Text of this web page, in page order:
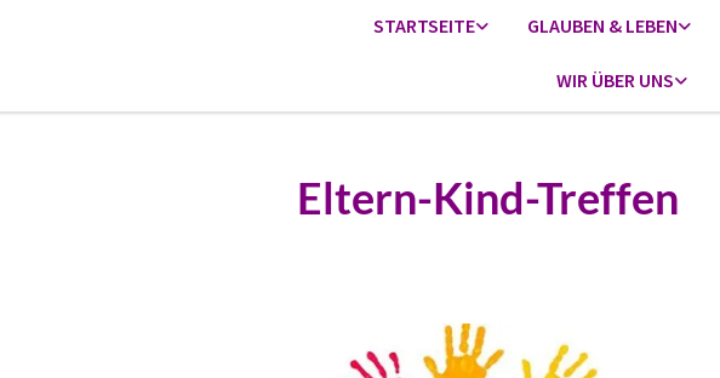
STARTSEITE GLAUBEN & LEBEN
WIR ÜBER UNS
Eltern-Kind-Treffen